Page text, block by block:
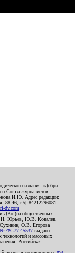
издания «Дебри-
Союза журналистов
И.Ю. Адрес редакции:
88-46, т./ф.84212296081.
dv.com
ДВ» (на общественных
Юрьев, Ю.В. Ковалев,
О.В. Егорова
ФС77-45537 выдано
технологий и массовых
Российская